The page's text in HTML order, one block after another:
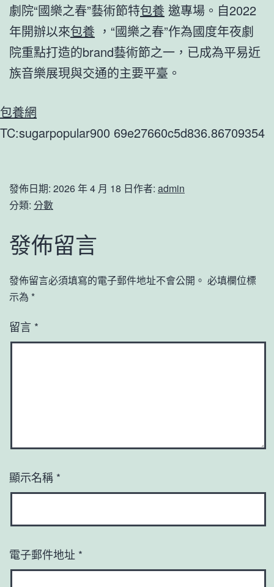
劇院“國樂之春”藝術節特包養 邀專場。自2022
年開辦以來包養 ，“國樂之春”作為國度年夜劇
院重點打造的brand藝術節之一，已成為平易近
族音樂展現與交通的主要平臺。
包養網
TC:sugarpopular900 69e27660c5d836.86709354
發佈日期: 2026 年 4 月 18 日作者: admin
分類: 分數
發佈留言
發佈留言必須填寫的電子郵件地址不會公開。 必填欄位標
示為 *
留言 *
顯示名稱 *
電子郵件地址 *